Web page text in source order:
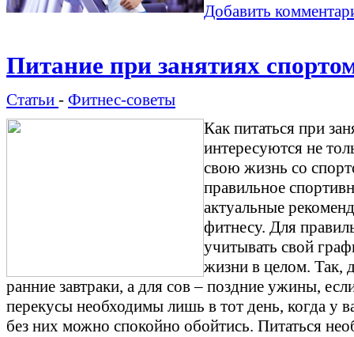
Добавить
Питание при занятиях
Статьи - Фитнес-советы
Как питаться при
интересуются не
свою жизнь со
правильное
актуальные
фитнесу. Для
учитывать свой
жизни в целом. Так,
ранние завтраки, а для сов – поздние ужины,
перекусы необходимы лишь в тот день, когда у
без них можно спокойно обойтись. Питаться